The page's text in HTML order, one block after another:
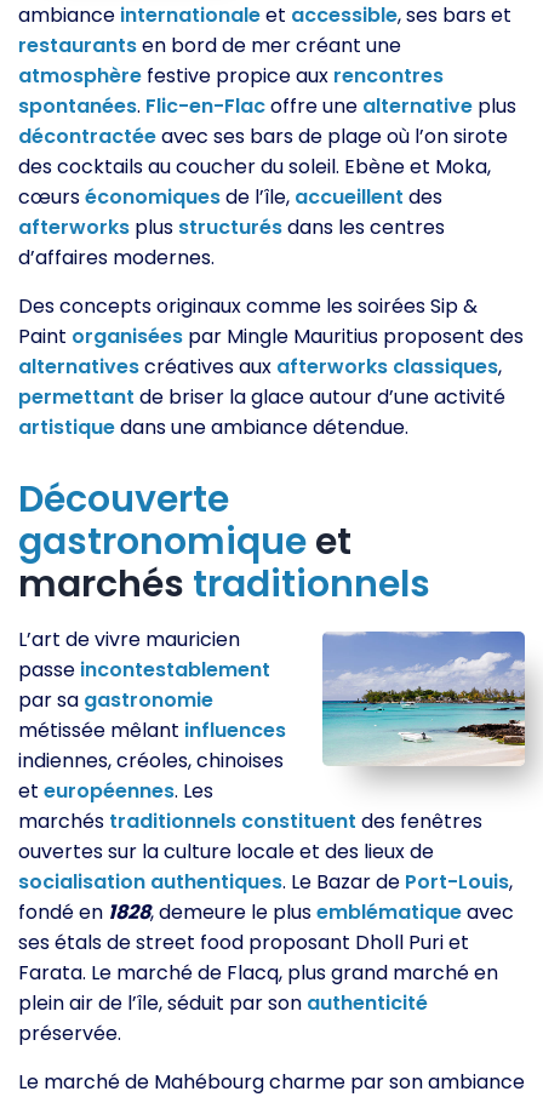
ambiance internationaleet accessible, ses bars et
restaurantsen bord de mer créant une
atmosphère festive propice aux rencontres
spontanées. Flic-en-Flacoffre une alternative plus
décontractéeavec ses bars de plage où l’on sirote
des cocktails au coucher du soleil. Ebène et Moka,
cœurséconomiquesde l’île, accueillent des
afterworks plus structurésdans les centres
d’affaires modernes.
Des concepts originaux comme les soirées Sip &
Paint organisées par Mingle Mauritius proposent des
alternativescréatives aux afterworks classiques,
permettant de briser la glace autour d’une activité
artistiquedans une ambiance détendue.
Découverte
gastronomiqueet
marchés traditionnels
L’art de vivre mauricien
passe incontestablement
par sa gastronomie
métissée mêlant influences
indiennes, créoles, chinoises
et européennes. Les
marchés traditionnels constituent des fenêtres
ouvertes sur la culture locale et des lieux de
socialisation authentiques. Le Bazar de Port-Louis,
fondé en 1828, demeure le plusemblématiqueavec
ses étals de street food proposant Dholl Puri et
Farata. Le marché de Flacq, plus grand marché en
plein air de l’île, séduit par son authenticité
préservée.
Le marché de Mahébourg charme par son ambiance